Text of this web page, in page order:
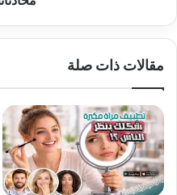
مقالات ذات صلة